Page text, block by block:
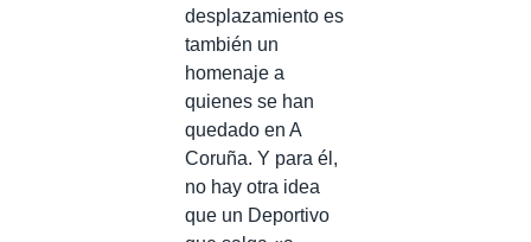
desplazamiento es
también un
homenaje a
quienes se han
quedado en A
Coruña. Y para él,
no hay otra idea
que un Deportivo